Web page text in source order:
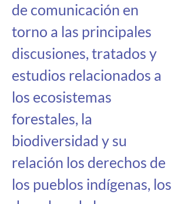
de comunicación en
torno a las principales
discusiones, tratados y
estudios relacionados a
los ecosistemas
forestales, la
biodiversidad y su
relación los derechos de
los pueblos indígenas, los